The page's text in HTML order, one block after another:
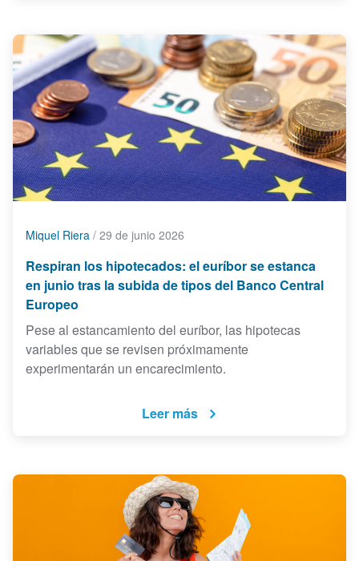
Miquel Riera / 29 de junio 2026
Respiran los hipotecados: el euríbor se estanca
en junio tras la subida de tipos del Banco Central
Europeo
Pese al estancamiento del euríbor, las hipotecas
variables que se revisen próximamente
experimentarán un encarecimiento.
Leer más